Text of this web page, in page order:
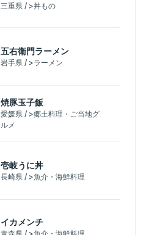
三重県 / >丼もの
五右衛門ラーメン
岩手県 / >ラーメン
焼豚玉子飯
愛媛県 / >郷土料理・ご当地グ
ルメ
壱岐うに丼
長崎県 / >魚介・海鮮料理
イカメンチ